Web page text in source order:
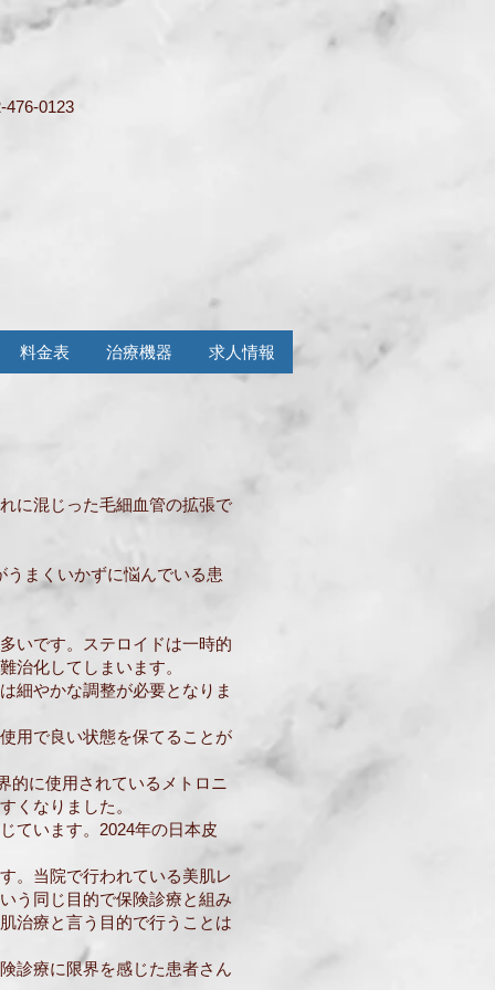
476-0123
料金表 治療機器 求人情報
に混じった毛細血管の拡張で
まくいかずに悩んでいる患
いです。ステロイドは一時的
治化してしまいます。
細やかな調整が必要となりま
用で良い状態を保てることが
的に使用されているメトロニ
くなりました。
ています。2024年の日本皮
。当院で行われている美肌レ
う同じ目的で保険診療と組み
治療と言う目的で行うことは
診療に限界を感じた患者さん